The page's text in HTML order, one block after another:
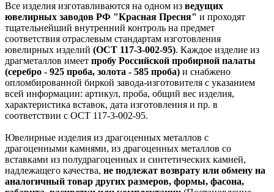
Все изделия изготавливаются на одном из ведущих
ювелирных заводов РФ "Красная Пресня" и проходят
тщательнейший внутренний контроль на предмет
соответствия отраслевым стандартам изготовления
ювелирных изделий (ОСТ 117-3-002-95). Каждое изделие из
драгметаллов имеет пробу Российской пробирной палаты
(серебро - 925 проба, золота - 585 проба) и снабжено
опломбированной биркой завода-изготовителя с указанием
всей информации: артикул, проба, общий вес изделия,
характеристика вставок, дата изготовления и пр. в
соответствии с ОСТ 117-3-002-95.
Ювелирные изделия из драгоценных металлов с
драгоценными камнями, из драгоценных металлов со
вставками из полудрагоценных и синтетических камней,
надлежащего качества, не подлежат возврату или обмену на
аналогичный товар других размеров, формы, фасона,